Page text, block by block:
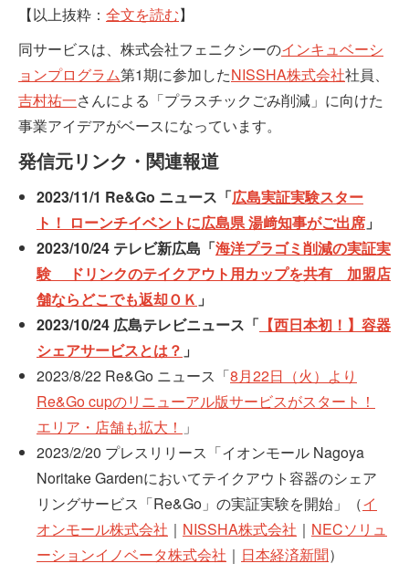
【以上抜粋： 全文を読む】
同サービスは、株式会社フェニクシーのインキュベーシ
ョンプログラム第1期に参加したNISSHA株式会社社員、
吉村祐一さんによる「プラスチックごみ削減」に向けた
事業アイデアがベースになっています。
発信元リンク・関連報道
2023/11/1 Re&Go ニュース「広島実証実験スター
ト！ ローンチイベントに広島県 湯﨑知事がご出席 」
2023/10/24 テレビ新広島「海洋プラゴミ削減の実証実
験 ドリンクのテイクアウト用カップを共有 加盟店
舗ならどこでも返却ＯＫ 」
2023/10/24 広島テレビニュース「 【西日本初！】容器
シェアサービスとは？ 」
2023/8/22 Re&Go ニュース「8月22日（火）より
Re&Go cupのリニューアル版サービスがスタート！
エリア・店舗も拡大！ 」
2023/2/20 プレスリリース「イオンモール Nagoya
Noritake Gardenにおいてテイクアウト容器のシェア
リングサービス「Re&Go」の実証実験を開始」（イ
オンモール株式会社 ｜ NISSHA株式会社 ｜ NECソリュ
ーションイノベータ株式会社 ｜ 日本経済新聞）